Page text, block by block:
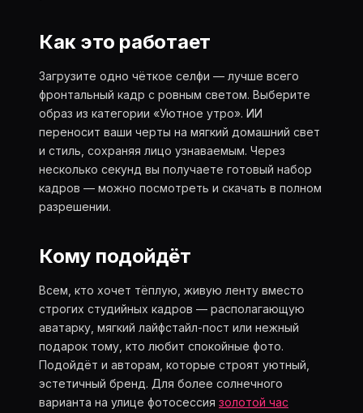
Как это работает
Загрузите одно чёткое селфи — лучше всего
фронтальный кадр с ровным светом. Выберите
образ из категории «Уютное утро». ИИ
переносит ваши черты на мягкий домашний свет
и стиль, сохраняя лицо узнаваемым. Через
несколько секунд вы получаете готовый набор
кадров — можно посмотреть и скачать в полном
разрешении.
Кому подойдёт
Всем, кто хочет тёплую, живую ленту вместо
строгих студийных кадров — располагающую
аватарку, мягкий лайфстайл-пост или нежный
подарок тому, кто любит спокойные фото.
Подойдёт и авторам, которые строят уютный,
эстетичный бренд. Для более солнечного
варианта на улице фотосессия золотой час